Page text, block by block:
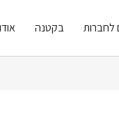
לחברות בקטנה